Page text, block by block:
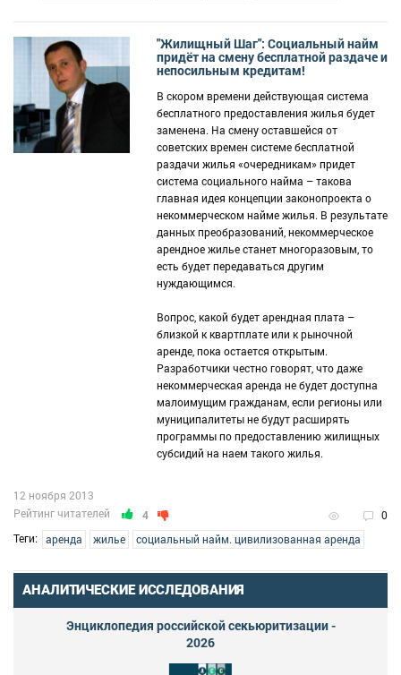
"Жилищный Шаг": Социальный найм
придёт на смену бесплатной раздаче и
непосильным кредитам!
В скором времени действующая система
бесплатного предоставления жилья будет
заменена. На смену оставшейся от
советских времен системе бесплатной
раздачи жилья «очередникам» придет
система социального найма – такова
главная идея концепции законопроекта о
некоммерческом найме жилья. В результате
данных преобразований, некоммерческое
арендное жилье станет многоразовым, то
есть будет передаваться другим
нуждающимся.
Вопрос, какой будет арендная плата –
близкой к квартплате или к рыночной
аренде, пока остается открытым.
Разработчики честно говорят, что даже
некоммерческая аренда не будет доступна
малоимущим гражданам, если регионы или
муниципалитеты не будут расширять
программы по предоставлению жилищных
субсидий на наем такого жилья.
Рейтинг читателей 4 0
12 ноября 2013
Теги: аренда жилье социальный найм. цивилизованная аренда
АНАЛИТИЧЕСКИЕ ИССЛЕДОВАНИЯ
Энциклопедия российской секьюритизации -
2026